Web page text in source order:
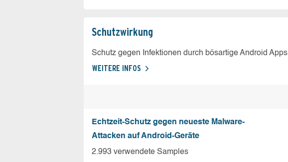
Schutz­wirkung
Schutz gegen Infektionen durch bösartige Android Apps
WEITERE INFOS
Echtzeit-Schutz gegen neueste Malware-
Attacken auf Android-Geräte
2.993 verwendete Samples